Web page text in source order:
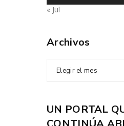
« Jul
Archivos
Elegir el mes
UN PORTAL